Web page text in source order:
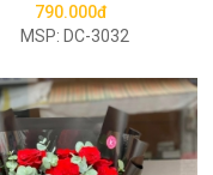
790.000đ
MSP: DC-3032